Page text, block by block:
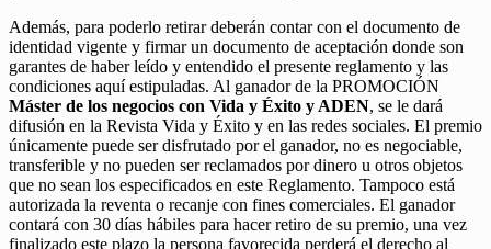
Además, para poderlo retirar deberán contar con el documento de
identidad vigente y firmar un documento de aceptación donde son
garantes de haber leído y entendido el presente reglamento y las
condiciones aquí estipuladas. Al ganador de la PROMOCIÓN
Máster de los negocios con Vida y Éxito y ADEN, se le dará
difusión en la Revista Vida y Éxito y en las redes sociales. El premio
únicamente puede ser disfrutado por el ganador, no es negociable,
transferible y no pueden ser reclamados por dinero u otros objetos
que no sean los especificados en este Reglamento. Tampoco está
autorizada la reventa o recanje con fines comerciales. El ganador
contará con 30 días hábiles para hacer retiro de su premio, una vez
finalizado este plazo la persona favorecida perderá el derecho al